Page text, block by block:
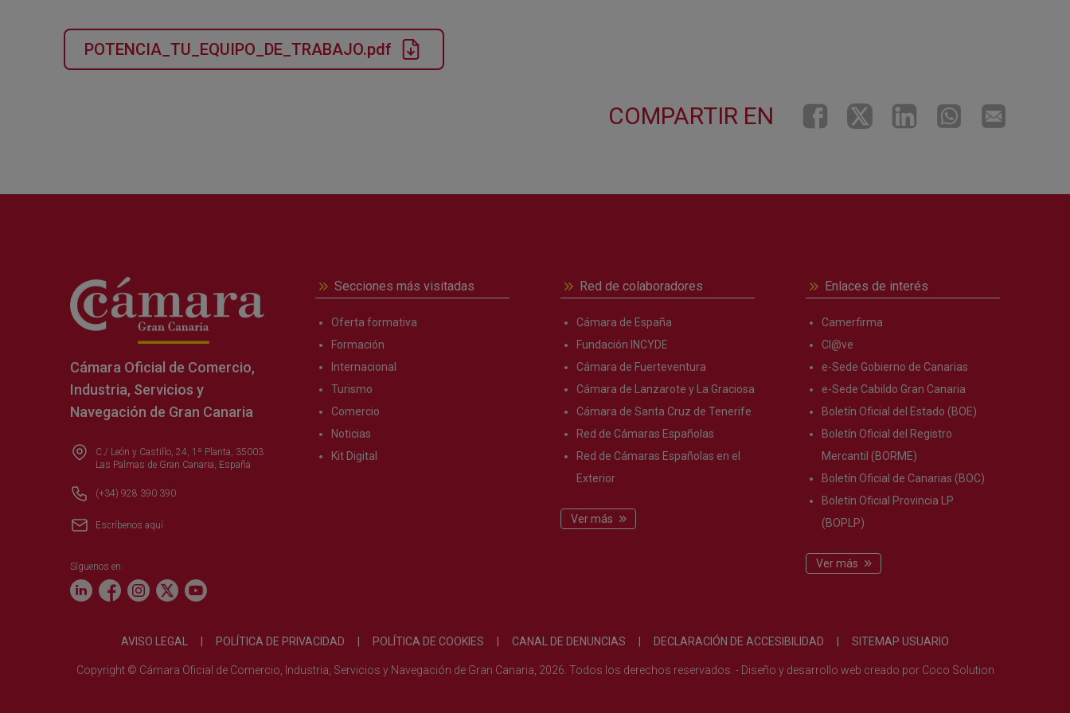
POTENCIA_TU_EQUIPO_DE_TRABAJO.pdf
COMPARTIR EN
Cámara Oficial de Comercio,
Industria, Servicios y
Navegación de Gran Canaria
C./ León y Castillo, 24, 1ª Planta, 35003
Las Palmas de Gran Canaria, España
(+34) 928 390 390
Escríbenos aquí
Síguenos en:
Secciones más visitadas
Oferta formativa
Formación
Internacional
Turismo
Comercio
Noticias
Kit Digital
Red de colaboradores
Cámara de España
Fundación INCYDE
Cámara de Fuerteventura
Cámara de Lanzarote y La Graciosa
Cámara de Santa Cruz de Tenerife
Red de Cámaras Españolas
Red de Cámaras Españolas en el
Exterior
Ver más
Enlaces de interés
Camerfirma
Cl@ve
e-Sede Gobierno de Canarias
e-Sede Cabildo Gran Canaria
Boletín Oficial del Estado (BOE)
Boletín Oficial del Registro
Mercantil (BORME)
Boletín Oficial de Canarias (BOC)
Boletín Oficial Provincia LP
(BOPLP)
Ver más
AVISO LEGAL POLÍTICA DE PRIVACIDAD POLÍTICA DE COOKIES CANAL DE DENUNCIAS DECLARACIÓN DE ACCESIBILIDAD SITEMAP USUARIO
Copyright © Cámara Oficial de Comercio, Industria, Servicios y Navegación de Gran Canaria, 2026. Todos los derechos reservados. -Diseño y desarrollo web creado por Coco Solution